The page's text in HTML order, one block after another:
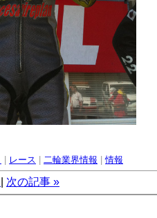
レース 二輪業界情報 情報
次の記事 »